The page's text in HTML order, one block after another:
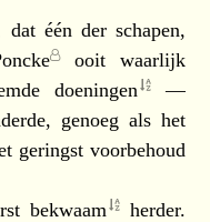
één der schapen,
ooit waarlijk
doeningen —
genoeg als het
geringst voorbehoud
bekwaam herder.